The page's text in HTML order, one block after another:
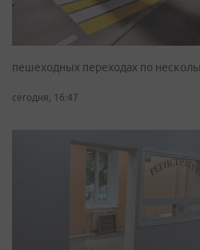
пешеходных переходах по
сегодня, 16:47